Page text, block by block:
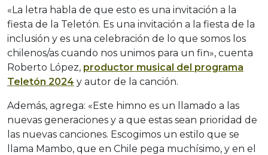
«La letra habla de que esto es una invitación a la
fiesta de la Teletón. Es una invitación a la fiesta de la
inclusión y es una celebración de lo que somos los
chilenos/as cuando nos unimos para un fin», cuenta
Roberto López, productor musical del programa
Teletón 2024 y autor de la canción.
Además, agrega: «Este himno es un llamado a las
nuevas generaciones y a que estas sean prioridad de
las nuevas canciones. Escogimos un estilo que se
llama Mambo, que en Chile pega muchísimo, y en el